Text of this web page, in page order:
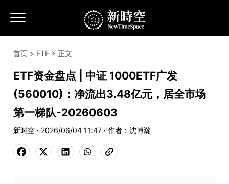
首页 > ETF > 正文
ETF资金盘点 | 中证 1000ETF广发
(560010)：净流出3.48亿元，居全市场
第一梯队-20260603
新时空 · 2026/06/04 11:47 · 作者： 沈博瀚